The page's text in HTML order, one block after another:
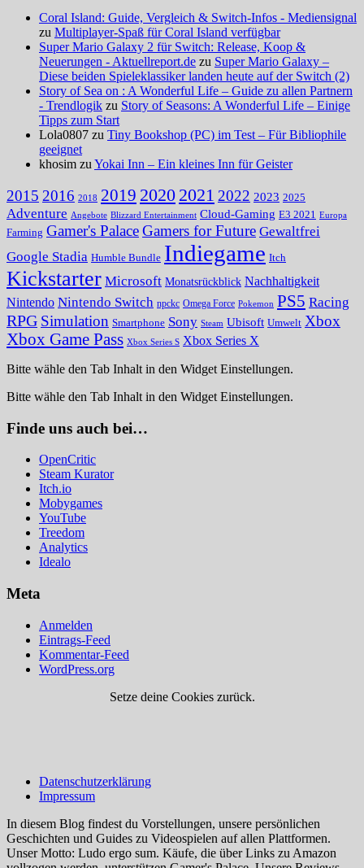
Coral Island: Guide, Vergleich & Switch-Infos - Mediensignal
zu Multiplayer-Spaß für Coral Island verfügbar
Super Mario Galaxy 2 für Switch: Release, Koop &
Neuerungen - Aktuellreport.de zu Super Mario Galaxy –
Diese beiden Spieleklassiker landen heute auf der Switch (2)
Story of Sea on : A Wonderful Life – Guide zu allen Partnern
- Trendlogik zu Story of Seasons: A Wonderful Life – Einige
Tipps zum Start
Lola0807 zu Tiny Bookshop (PC) im Test – Für Bibliophile
geeignet
khosim zu Yokai Inn – Ein kleines Inn für Geister
2015 2016 2018 2019 2020 2021 2022 2023 2025
Adventure Angebote Blizzard Entertainment Cloud-Gaming E3 2021 Europa
Farming Gamer's PalaceGamers for Future Gewaltfrei
Google Stadia Humble Bundle Indiegame Itch
Kickstarter Microsoft Monatsrückblick Nachhaltigkeit
Nintendo Nintendo Switch npckc Omega Force Pokemon PS5 Racing
RPG Simulation Smartphone Sony Steam Ubisoft Umwelt Xbox
Xbox Game Pass Xbox Series S Xbox Series X
Bitte wähle den Tab Inhalt in den Widget Einstellungen.
Bitte wähle den Tab Inhalt in den Widget Einstellungen.
Finde uns auch bei…
OpenCritic
Steam Kurator
Itch.io
Mobygames
YouTube
Treedom
Analytics
Idealo
Meta
Anmelden
Eintrags-Feed
Kommentar-Feed
WordPress.org
Setze deine Cookies zurück.
Datenschutzerklärung
Impressum
In diesem Blog findest du Vorstellungen, unsere persönlichen
Geschichten und Guides zu Videospielen auf allen Plattformen.
Unser Motto: Ludo ergo sum. Käufe, die über Links zu Amazon